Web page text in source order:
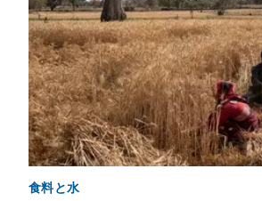
食料と水